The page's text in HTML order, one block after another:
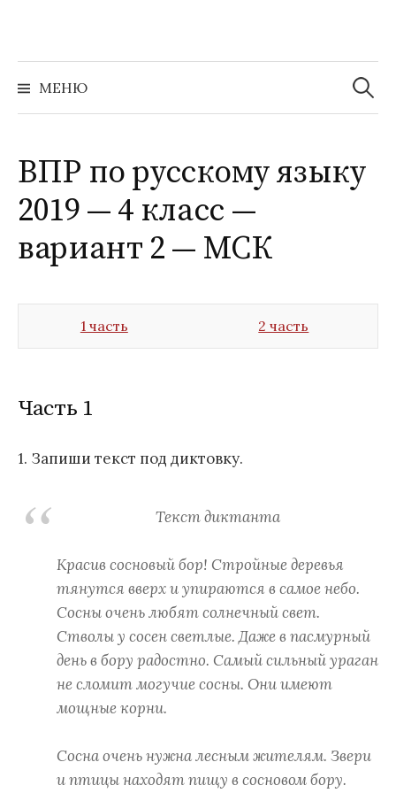
содержимому
МЕНЮ
Найти:
ВПР по русскому языку
2019 — 4 класс —
вариант 2 — МСК
1 часть 2 часть
Часть 1
1. Запиши текст под диктовку.
Текст диктанта
Красив сосновый бор! Стройные деревья
тянутся вверх и упираются в самое небо.
Сосны очень любят солнечный свет.
Стволы у сосен светлые. Даже в пасмурный
день в бору радостно. Самый сильный ураган
не сломит могучие сосны. Они имеют
мощные корни.
Сосна очень нужна лесным жителям. Звери
и птицы находят пищу в сосновом бору.